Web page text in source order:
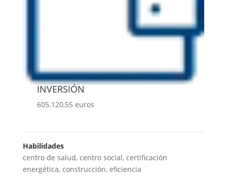
INVERSIÓN
605.120,55 euros
Habilidades
centro de salud, centro social, certificación
energética, construcción, eficiencia